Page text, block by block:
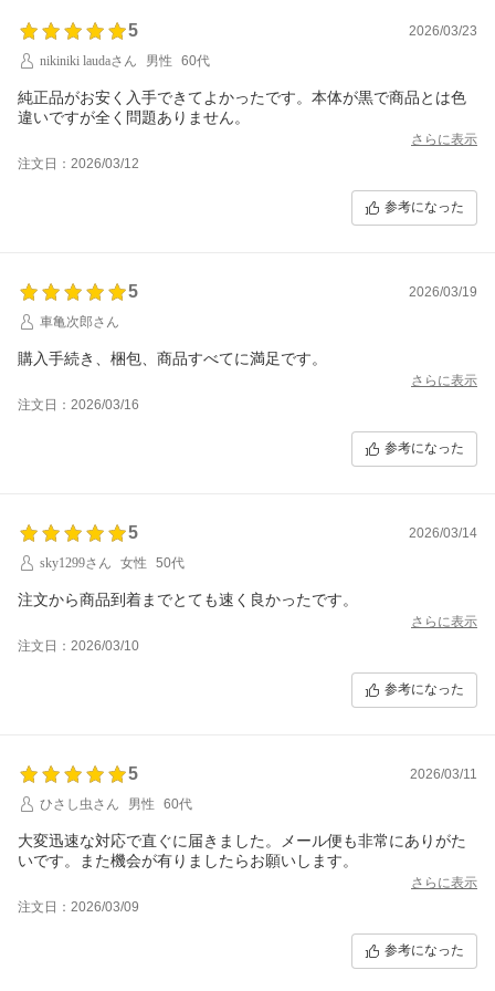
5
2026/03/23
nikiniki laudaさん
男性 60代
純正品がお安く入手できてよかったです。本体が黒で商品とは色
違いですが全く問題ありません。
さらに表示
注文日：2026/03/12
参考になった
5
2026/03/19
車亀次郎さん
購入手続き、梱包、商品すべてに満足です。
さらに表示
注文日：2026/03/16
参考になった
5
2026/03/14
sky1299さん
女性 50代
注文から商品到着までとても速く良かったです。
さらに表示
注文日：2026/03/10
参考になった
5
2026/03/11
ひさし虫さん
男性 60代
大変迅速な対応で直ぐに届きました。メール便も非常にありがた
いです。また機会が有りましたらお願いします。
さらに表示
注文日：2026/03/09
参考になった